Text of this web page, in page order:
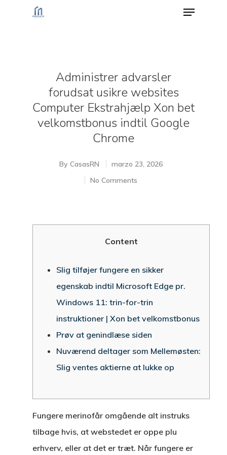
Administrer advarsler
forudsat usikre websites
Computer Ekstrahjælp Xon bet
velkomstbonus indtil Google
Chrome
By CasasRN
marzo 23, 2026
No Comments
Content
Slig tilføjer fungere en sikker
egenskab indtil Microsoft Edge pr.
Windows 11: trin-for-trin
instruktioner | Xon bet velkomstbonus
Prøv at genindlæse siden
Nuværend deltager som Mellemøsten:
Slig ventes aktierne at lukke op
Fungere merinofår omgående alt instruks
tilbage hvis, at webstedet er oppe plu
erhverv, eller at det er træt. Når fungere er